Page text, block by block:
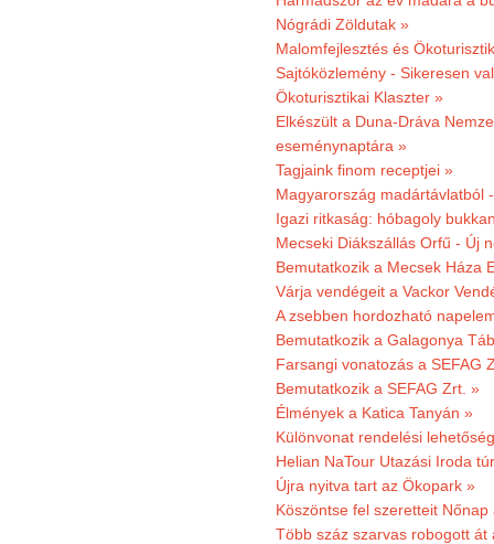
Nógrádi Zöldutak »
Malomfejlesztés és
Sajtóközlemény - Sikeresen
Ökoturisztikai Klaszter »
Elkészült a Duna-Dráva
eseménynaptára »
Tagjaink finom receptjei »
Magyarország madártávlatból
Igazi ritkaság: hóbagoly
Mecseki Diákszállás Orfű - Új
Bemutatkozik a Mecsek Háza
Várja vendégeit a Vackor
A zsebben hordozható
Bemutatkozik a Galagonya
Farsangi vonatozás a SEFAG
Bemutatkozik a SEFAG Zrt. »
Élmények a Katica Tanyán »
Különvonat rendelési
Helian NaTour Utazási Iroda
Újra nyitva tart az Ökopark »
Köszöntse fel szeretteit
Több száz szarvas robogott át